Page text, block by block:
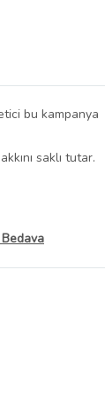
bu kampanya
saklı tutar.